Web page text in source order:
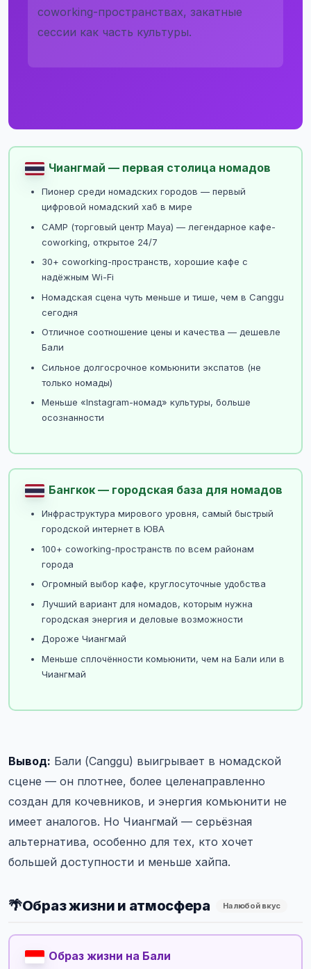
coworking-пространствах, закатные
сессии как часть культуры.
Чиангмай — первая столица номадов
Пионер среди номадских городов — первый
цифровой номадский хаб в мире
CAMP (торговый центр Maya) — легендарное кафе-
coworking, открытое 24/7
30+ coworking-пространств, хорошие кафе с
надёжным Wi-Fi
Номадская сцена чуть меньше и тише, чем в Canggu
сегодня
Отличное соотношение цены и качества — дешевле
Бали
Сильное долгосрочное комьюнити экспатов (не
только номады)
Меньше «Instagram-номад» культуры, больше
осознанности
Бангкок — городская база для номадов
Инфраструктура мирового уровня, самый быстрый
городской интернет в ЮВА
100+ coworking-пространств по всем районам
города
Огромный выбор кафе, круглосуточные удобства
Лучший вариант для номадов, которым нужна
городская энергия и деловые возможности
Дороже Чиангмай
Меньше сплочённости комьюнити, чем на Бали или в
Чиангмай
Вывод: Бали (Canggu) выигрывает в номадской
сцене — он плотнее, более целенаправленно
создан для кочевников, и энергия комьюнити не
имеет аналогов. Но Чиангмай — серьёзная
альтернатива, особенно для тех, кто хочет
большей доступности и меньше хайпа.
🌴Образ жизни и атмосфера На любой вкус
Образ жизни на Бали